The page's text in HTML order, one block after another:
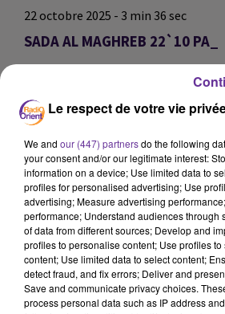
22 octobre 2025 - 3 min 36 sec
SADA AL MAGHREB 22`10 PA_
SADA AL MAGHREB 22`10 PA_
SADA AL MAGHREB 22`10 PA_
0:00
Le respect de votre vie
We and our (447) partnersdo the following
your consent and/or our legitimate interest:
information on a device; Use limited data to
profiles for personalised advertising; Use
advertising; Measure advertising
performance; Understand audiences through
of data from different sources; Develop and
profiles to personalise content; Use profiles
content; Use limited data to select content;
detect fraud, and fix errors; Deliver and
Save and communicate privacy choices.
process personal data such as IP address